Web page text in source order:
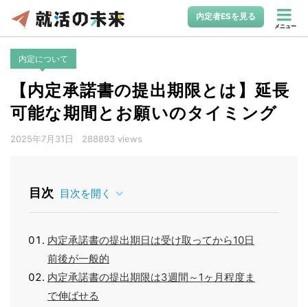
内定者ESを見る
メニュー
内定について
【内定承諾書の提出期限とは】延長
可能な期間とお願いのタイミング
2025年7月31日 288893 views
目次 目次を開く
内定承諾書の提出期日は受け取ってから10日
前後が一般的
内定承諾書の提出期限は3週間～1ヶ月程度ま
で伸ばせる